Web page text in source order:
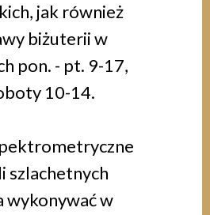
jak również
biżuterii w
pon. - pt. 9-17,
10-14.
szlachetnych
wykonywać w